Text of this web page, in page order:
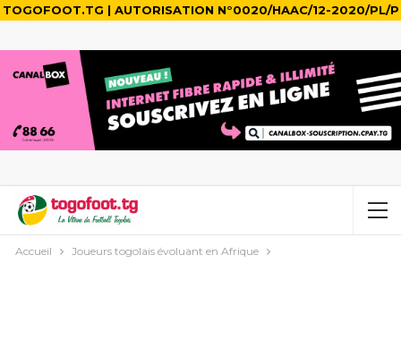
TOGOFOOT.TG | AUTORISATION N°0020/HAAC/12-2020/PL/P
Accueil Joueurs togolais évoluant en Afrique